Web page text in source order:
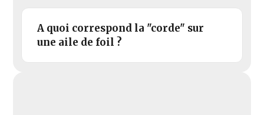
A quoi correspond la "corde" sur
une aile de foil ?